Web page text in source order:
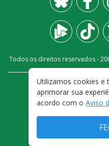
Todos os direitos reservados -
FALE
TERMOS E
Utilizamos cookies e
aprimorar sua
acordo com o Aviso